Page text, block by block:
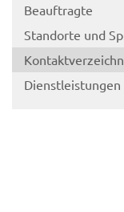
Be­auf­trag­te
Stand­or­te und
Dienst­leis­tun­gen